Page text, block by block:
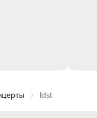
Idst